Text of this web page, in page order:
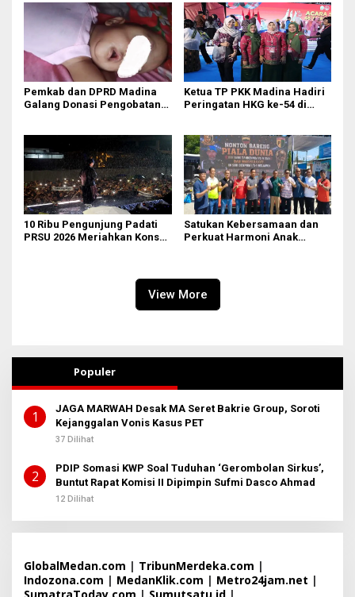
Pemkab dan DPRD Madina
Galang Donasi Pengobatan
Ketua TP PKK Madina Hadiri
Peringatan HKG ke-54 di
10 Ribu Pengunjung Padati
PRSU 2026 Meriahkan Konser
Satukan Kebersamaan dan
Perkuat Harmoni Anak
Belawan
View More
Populer
1
JAGA MARWAH Desak MA Seret Bakrie Group, Soroti
Kejanggalan Vonis Kasus PET
37 Dilihat
2
PDIP Somasi KWP Soal Tuduhan ‘Gerombolan Sirkus’,
Buntut Rapat Komisi II Dipimpin Sufmi Dasco Ahmad
12 Dilihat
GlobalMedan.com | TribunMerdeka.com |
Indozona.com | MedanKlik.com | Metro24jam.net |